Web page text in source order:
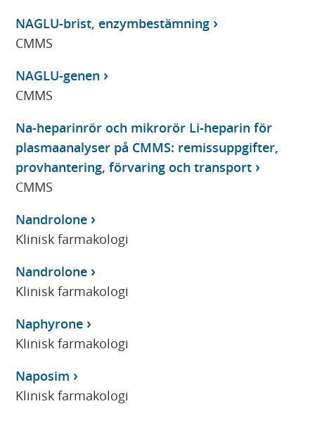
NAGLU-brist, enzymbestämning
CMMS
NAGLU-genen
CMMS
Na-heparinrör och mikrorör Li-heparin för
plasmaanalyser på CMMS: remissuppgifter,
provhantering, förvaring och transport
CMMS
Nandrolone
Klinisk farmakologi
Nandrolone
Klinisk farmakologi
Naphyrone
Klinisk farmakologi
Naposim
Klinisk farmakologi